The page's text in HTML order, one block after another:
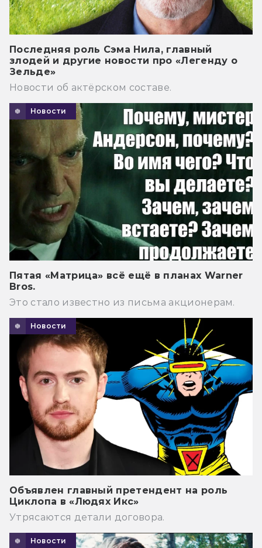
Последняя роль Сэма Нила, главный
злодей и другие новости про «Легенду о
Зельде»
Новости об актёрском составе.
Новости
Пятая «Матрица» всё ещё в планах Warner
Bros.
Это стало известно из письма акционерам.
Новости
Объявлен главный претендент на роль
Циклопа в «Людях Икс»
Утрясаются детали договора.
Новости